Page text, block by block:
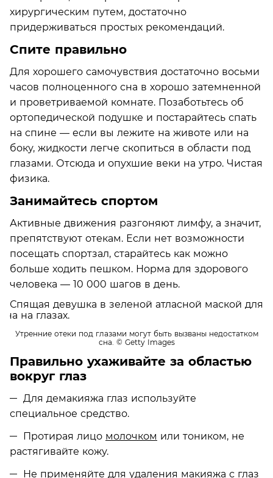
хирургическим путем, достаточно
придерживаться простых рекомендаций.
Спите правильно
Для хорошего самочувствия достаточно восьми
часов полноценного сна в хорошо затемненной
и проветриваемой комнате. Позаботьтесь об
ортопедической подушке и постарайтесь спать
на спине — если вы лежите на животе или на
боку, жидкости легче скопиться в области под
глазами. Отсюда и опухшие веки на утро. Чистая
физика.
Занимайтесь спортом
Активные движения разгоняют лимфу, а значит,
препятствуют отекам. Если нет возможности
посещать спортзал, старайтесь как можно
больше ходить пешком. Норма для здорового
человека — 10 000 шагов в день.
Утренние отеки под глазами могут быть вызваны недостатком
сна. © Getty Images
Правильно ухаживайте за областью
вокруг глаз
Для демакияжа глаз используйте
специальное средство.
Протирая лицо молочком или тоником, не
растягивайте кожу.
Не применяйте для удаления макияжа с глаз